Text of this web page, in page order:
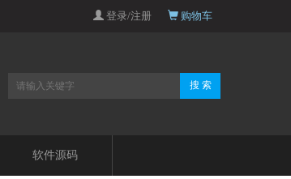
购物车
登录/注册
搜 索
软件源码